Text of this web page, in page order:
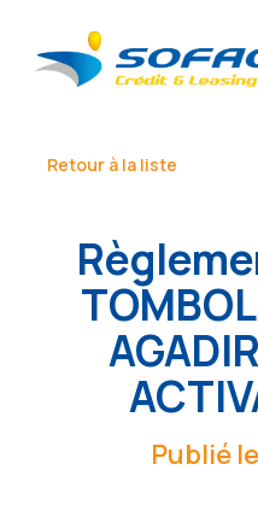
Retour à la liste
Publié